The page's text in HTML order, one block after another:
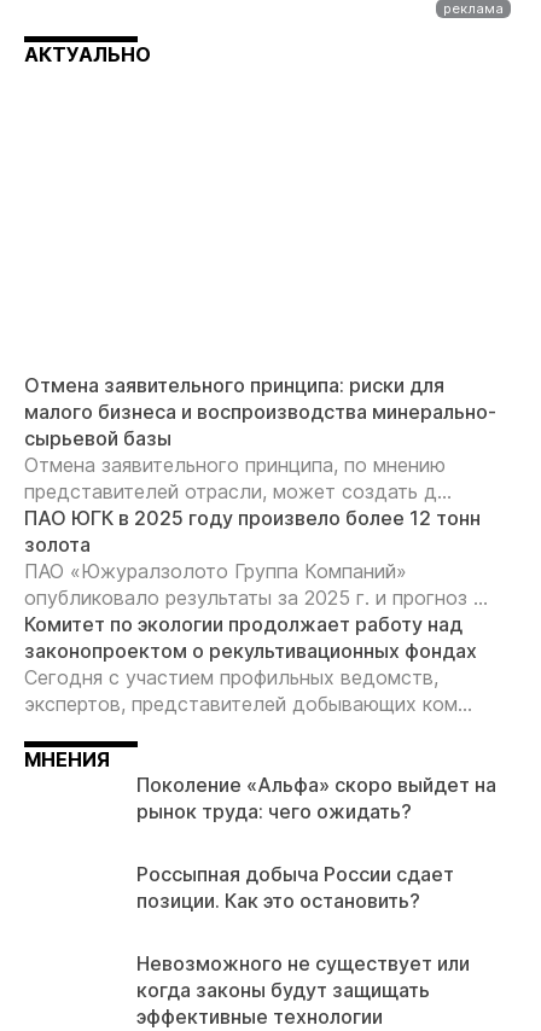
АКТУАЛЬНО
Отмена заявительного принципа: риски для
малого бизнеса и воспроизводства минерально-
сырьевой базы
Отмена заявительного принципа, по мнению
представителей отрасли, может создать д...
ПАО ЮГК в 2025 году произвело более 12 тонн
золота
ПАО «Южуралзолото Группа Компаний»
опубликовало результаты за 2025 г. и прогноз ...
Комитет по экологии продолжает работу над
законопроектом о рекультивационных фондах
Сегодня с участием профильных ведомств,
экспертов, представителей добывающих ком...
МНЕНИЯ
Поколение «Альфа» скоро выйдет на
рынок труда: чего ожидать?
Россыпная добыча России сдает
позиции. Как это остановить?
Невозможного не существует или
когда законы будут защищать
эффективные технологии